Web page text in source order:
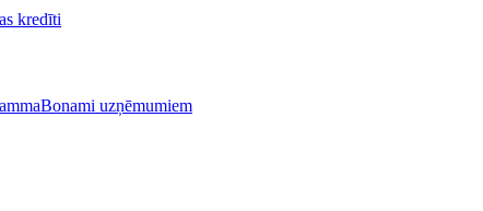
kredīti
Bonami uzņēmumiem